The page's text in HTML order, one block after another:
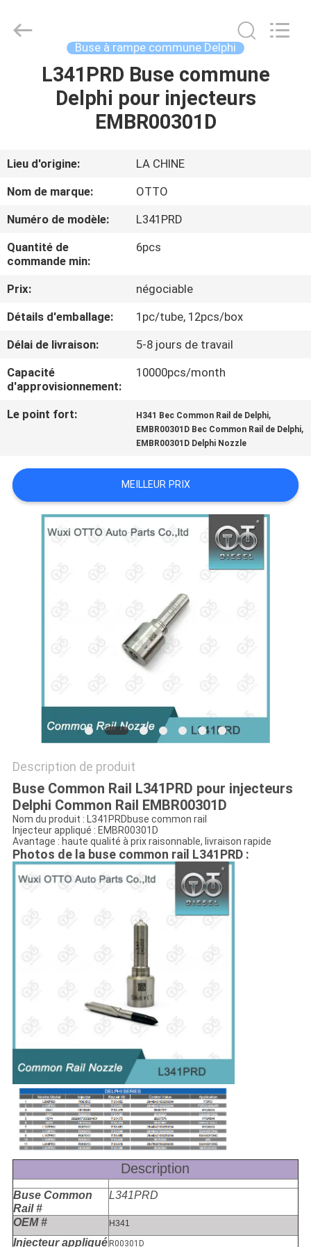
PRODUITS
À
DE
NOUS
VISITE
DE
L'USINE
CONTRÔLE
CONTACTEZ-
NOUS
PRIVACY
POLICY
OTTO
AUTO
Buse à rampe commune Delphi
L341PRD Buse commune
Delphi pour injecteurs
EMBR00301D
Lieu d'origine:
LA CHINE
Nom de marque:
OTTO
Numéro de modèle:
L341PRD
Quantité de
commande min:
6pcs
Prix:
négociable
Détails d'emballage:
1pc/tube, 12pcs/box
Délai de livraison:
5-8 jours de travail
Capacité
d'approvisionnement:
10000pcs/month
Le point fort: H341 Bec Common Rail de Delphi,
EMBR00301D Bec Common Rail de Delphi,
EMBR00301D Delphi Nozzle
MEILLEUR PRIX
Description de produit
Buse Common Rail L341PRD pour injecteurs
Delphi Common Rail EMBR00301D
Nom du produit : L341PRDbuse common rail
Injecteur appliqué : EMBR00301D
Avantage : haute qualité à prix raisonnable, livraison rapide
Photos de la buse common rail L341PRD :
Description
Buse Common
Rail #
L341PRD
OEM # H341
Injecteur appliqué R00301D